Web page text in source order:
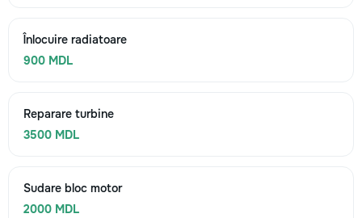
Înlocuire radiatoare
900 MDL
Reparare turbine
3500 MDL
Sudare bloc motor
2000 MDL